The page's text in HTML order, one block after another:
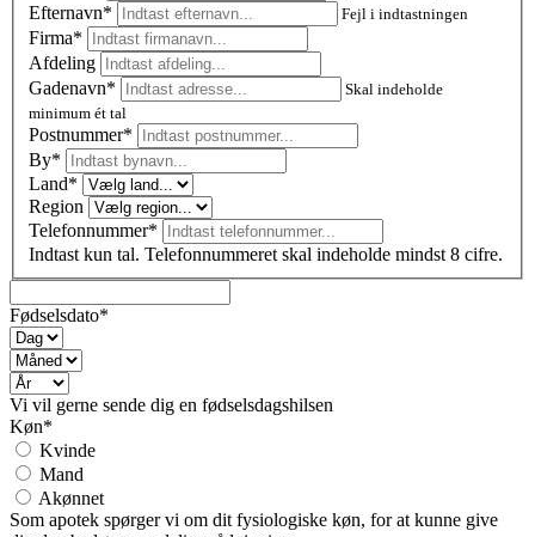
Efternavn* Fejl i indtastningen
Firma*
Afdeling
Gadenavn*
Skal indeholde
minimum ét tal
Postnummer*
By*
Land*
Region
Telefonnummer*
Indtast kun tal. Telefonnummeret skal indeholde mindst 8 cifre.
Fødselsdato*
Vi vil gerne sende dig en fødselsdagshilsen
Køn*
Kvinde
Mand
Akønnet
Som apotek spørger vi om dit fysiologiske køn, for at kunne give